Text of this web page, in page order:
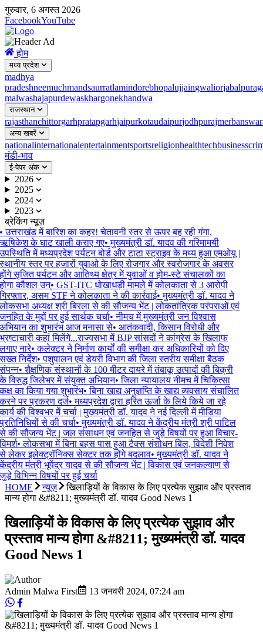
गुरुवार, 6 अगस्त 2026
FacebookYouTube
होम
मध्य प्रदेश
madhya
pradeshneemuchmandsaurratlamindorebhopalujjaingwaliorjabalpur
malwashajapurdewaskhargonekhandwa
राजस्थान
rajasthanchittorgarhpratapgarhjaipurkotaudaipurjodhpurajmer
अन्य खबरें
nationalinternationalentertainmentsportsreligionhealthtechbusiness
मंडी-भाव
ई-पेपर अंक
2026
2025
2024
2023
ब्रेकिंग न्यूज़
उत्तराखंड में बारिश का कहर! चेतावनी स्तर से ऊपर बह रही गंगा,
के घाट खाली कराए गए• मुख्यमंत्री डॉ. यादव की गरिमामयी
में मध्यप्रदेश पर्यटन बोर्ड और टाटा स्ट्राइव के मध्य हुआ एमओयू |
स्तर पर हजारों युवाओ के लिए रोजगार और स्वरोजगार के अवसर
सृजित पर्यटन और आतिथ्य क्षेत्र में युवाओं व होम-स्टे संचालकों का
कौशल उन्• GST-ITC धोखाधड़ी मामले में कोलकाता से 3 आरोपी
असम STF ने कोलकाता ने की कार्रवाई• मुख्यमंत्री डॉ. यादव ने
अध्यक्ष श्री बिरला से की सौजन्य भेंट | लोकतांत्रिक परंपराओं एवं
के मुद्दों पर हुई सार्थक चर्चा• नीमच में मुख्यमंत्री जन विश्वास
का शुभारंभ आज मनासा से• आतंकवादी, किसान विरोधी और
कहां मिलेंगे...राज्यसभा में BJP सांसदों ने कांग्रेस के खिलाफ
नारे• कलेक्टर ने निर्माण कार्यों की समीक्षा कर अधिकारियों को दिए
निर्देश• पशुपालन एवं डेयरी विभाग की जिला स्तरीय समीक्षा बैठक
• शैक्षणिक संस्थानों के 100 मीटर दायरे में तंबाकू उत्पादों की बिक्री
विरुद्ध जिलेभर में संयुक्त अभियान• जिला न्यायालय नीमच में चिकित्सा
का किया गया शुभारंभ• बिना खाद्य अनुज्ञप्ति के खाद्य व्यवसाय संचालित
पर प्रकरण दर्ज• मध्यप्रदेश द्वारा हरित ऊर्जा के लिये किये जा रहे
की विश्वभर में चर्चा | मुख्यमंत्री डॉ. यादव ने नई दिल्ली में मीडिया
से की चर्चा• मुख्यमंत्री डॉ. यादव ने केंद्रीय मंत्री श्री पाटिल
की सौजन्य भेंट | जल संसाधन एवं जनहित से जुड़े विषयों पर हुआ विचार-
• लोकसभा में बिना बहस पास हुआ टैक्स संशोधन बिल, विदेशी निवेश
लेकर इलेक्ट्रॉनिक्स सेक्टर तक होंगे बदलाव• मुख्यमंत्री डॉ. यादव ने
मंत्री भूपेंद्र यादव से की सौजन्य भेंट | विकास एवं जनकल्याण से
विभिन्न विषयों पर हुई चर्चा
HOME
न्यूज़
खिलाड़ियों के विकास के लिए प्रत्येक सुझाव और प्रस्ताव
मान्य होगा &#8211; मुख्यमंत्री डॉ. यादव Good News 1
खिलाड़ियों के विकास के लिए प्रत्येक सुझाव और
प्रस्ताव मान्य होगा &#8211; मुख्यमंत्री डॉ. यादव
Good News 1
Admin Malwa First 13 जनवरी 2024, 07:24 am